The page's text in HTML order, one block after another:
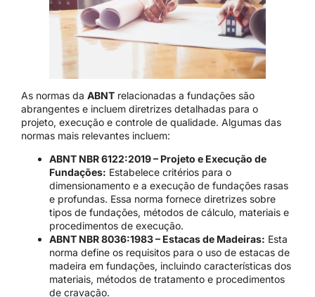
As normas da ABNT relacionadas a fundações são
abrangentes e incluem diretrizes detalhadas para o
projeto, execução e controle de qualidade. Algumas das
normas mais relevantes incluem:
ABNT NBR 6122:2019 – Projeto e Execução de
Fundações: Estabelece critérios para o
dimensionamento e a execução de fundações rasas
e profundas. Essa norma fornece diretrizes sobre
tipos de fundações, métodos de cálculo, materiais e
procedimentos de execução.
ABNT NBR 8036:1983 – Estacas de Madeiras: Esta
norma define os requisitos para o uso de estacas de
madeira em fundações, incluindo características dos
materiais, métodos de tratamento e procedimentos
de cravação.